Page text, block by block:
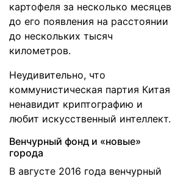
картофеля за несколько месяцев
до его появления на расстоянии
до нескольких тысяч
километров.
Неудивительно, что
коммунистическая партия Китая
ненавидит криптографию и
любит искусственный интеллект.
Венчурный фонд и «новые»
города
В августе 2016 года венчурный